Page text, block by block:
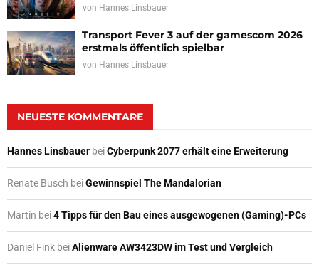
von Hannes Linsbauer
Transport Fever 3 auf der gamescom 2026
erstmals öffentlich spielbar
von Hannes Linsbauer
NEUESTE KOMMENTARE
Hannes Linsbauer beiCyberpunk 2077 erhält eine Erweiterung
Renate Busch beiGewinnspiel The Mandalorian
Martin bei4 Tipps für den Bau eines ausgewogenen (Gaming)-PCs
Daniel Fink beiAlienware AW3423DW im Test und Vergleich